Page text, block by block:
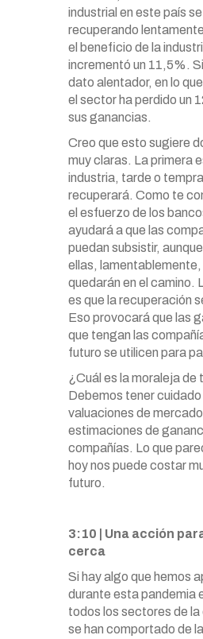
industrial en este país
recuperando
el beneficio de la
incrementó un 11,5%.
dato alentador, en lo
el sector ha perdido un
sus ganancias.
Creo que esto sugiere
muy claras. La primera
industria, tarde o
recuperará. Como te
el esfuerzo de los
ayudará a que las
puedan subsistir,
ellas, lamentablemente,
quedarán en el camino.
es que la recuperación
Eso provocará que las
que tengan las
futuro se utilicen para
¿Cuál es la moraleja de
Debemos tener cuidado
valuaciones de
estimaciones de
compañías. Lo que
hoy nos puede costar
futuro.
3:10 | Una acción
cerca
Si hay algo que hemos
durante esta pandemia
todos los sectores de la
se han comportado de